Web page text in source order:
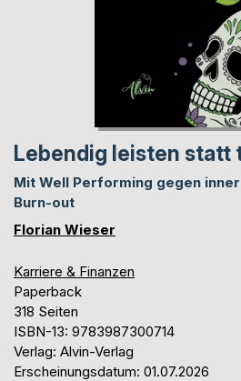
Lebendig leisten statt
Mit Well Performing gegen
Burn-out
Florian Wieser
Karriere & Finanzen
Paperback
318 Seiten
ISBN-13: 9783987300714
Verlag: Alvin-Verlag
Erscheinungsdatum: 01.07.2026